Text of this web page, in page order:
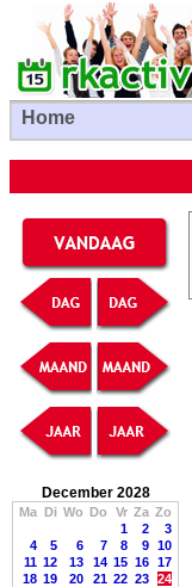
Home
December 2028
Ma Di Wo Do Vr Za Zo
1
2
3
4
5 6 7 8 9 10
11 12 13 14 15 16 17
18 19 20 21 22 23 24